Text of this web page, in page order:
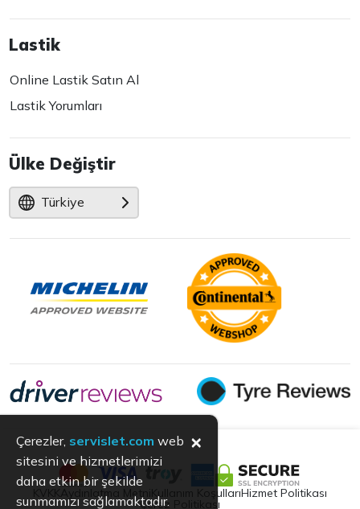
Lastik
Online Lastik Satın Al
Lastik Yorumları
Ülke Değiştir
Türkiye
Aydınlatma Metni Kullanım KoşullarıHizmet Politikası
Çerez Politikası
Çerezler, servislet.com web
sitesini ve hizmetlerimizi
daha etkin bir şekilde
sunmamızı sağlamaktadır.
×